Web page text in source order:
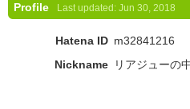
Profile Last updated: Jun 30, 2018
Hatena ID m32841216
Nickname
リアジューの